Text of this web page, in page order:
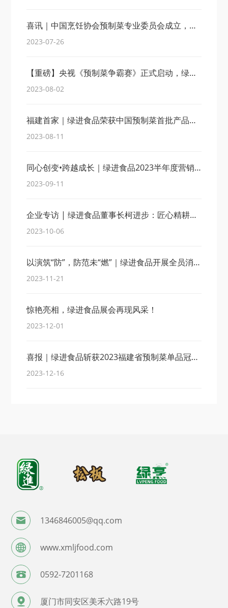
喜讯｜中国烹饪协会预制菜专业委员会成立，绿进食品当选副主席单位！
2023-07-26
【重磅】央视《预制菜争霸赛》正式启动，绿进食品喜获2大荣誉！
2023-08-02
福建首家｜绿进食品荣获中国预制菜首批产品认证！
2023-08-11
同心创变•跨越成长｜绿进食品2023半年度营销复盘会完美收官！
2023-09-11
企业专访 | 绿进食品董事长柯进步：匠心精耕，打造酒店宴席菜领军企业品牌！
2023-10-06
以演筑“防”，防范未“燃”｜绿进食品开展全员消防演练活动
2023-11-21
惊艳亮相，绿进食品展会再现风采！
2023-12-01
喜报｜绿进食品斩获2023福建省预制菜单品冠军！
2023-12-16
1346846005@qq.com
www.xmljfood.com
0592-7201168
厦门市同安区美禾六路19号